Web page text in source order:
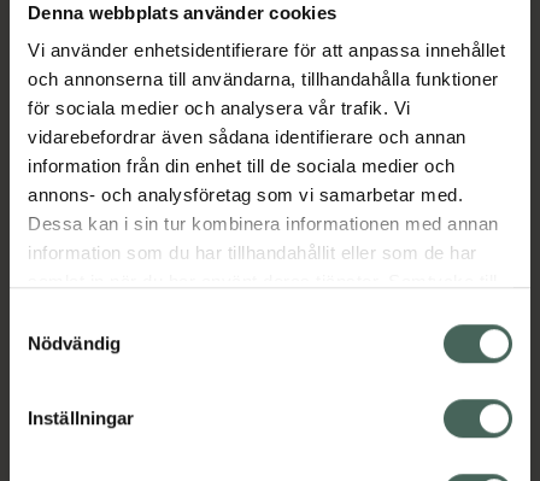
Denna webbplats använder cookies
Vi använder enhetsidentifierare för att anpassa innehållet
och annonserna till användarna, tillhandahålla funktioner
för sociala medier och analysera vår trafik. Vi
vidarebefordrar även sådana identifierare och annan
information från din enhet till de sociala medier och
annons- och analysföretag som vi samarbetar med.
Dessa kan i sin tur kombinera informationen med annan
information som du har tillhandahållit eller som de har
återkalla ditt samtycke via webbplatsens
cookieinställningar. Ett återkallat samtycke påverkar inte
lagligheten av behandling som skett innan återkallelsen.
Nödvändig
Inställningar
Beskrivning Dölj
Läs alltid bipacksedeln innan
användning.
EAN:05413787220175
Visa